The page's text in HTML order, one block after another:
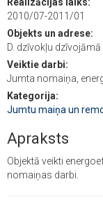
2010/07-2011/01
Objekts un adrese:
D. dzīvokļu
Veiktie darbi:
Jumta nomaiņa,
Kategorija:
Jumtu maiņa un
Apraksts
Objektā veikti
nomaiņas darbi.